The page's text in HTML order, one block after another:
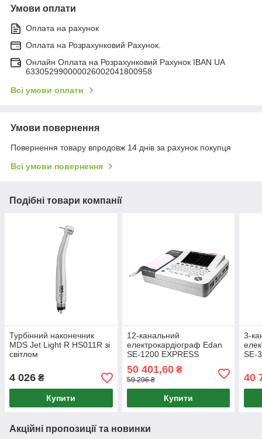
Умови оплати
Оплата на рахунок
Оплата на Розрахунковий Рахунок.
Онлайн Оплата на Розрахунковий Рахунок IBAN UA
633052990000026002041800958
Всі умови оплати
Умови повернення
Повернення товару впродовж 14 днів за рахунок покупця
Всі умови повернення
Подібні товари компанії
Турбінний наконечник
MDS Jet Light R HS011R зі
світлом
4 026 ₴
Купити
12-канальний
електрокардіограф Edan
SE-1200 EXPRESS
50 401,60₴
59 296 ₴
Купити
3-
SE-
40
Акційні пропозиції та новинки